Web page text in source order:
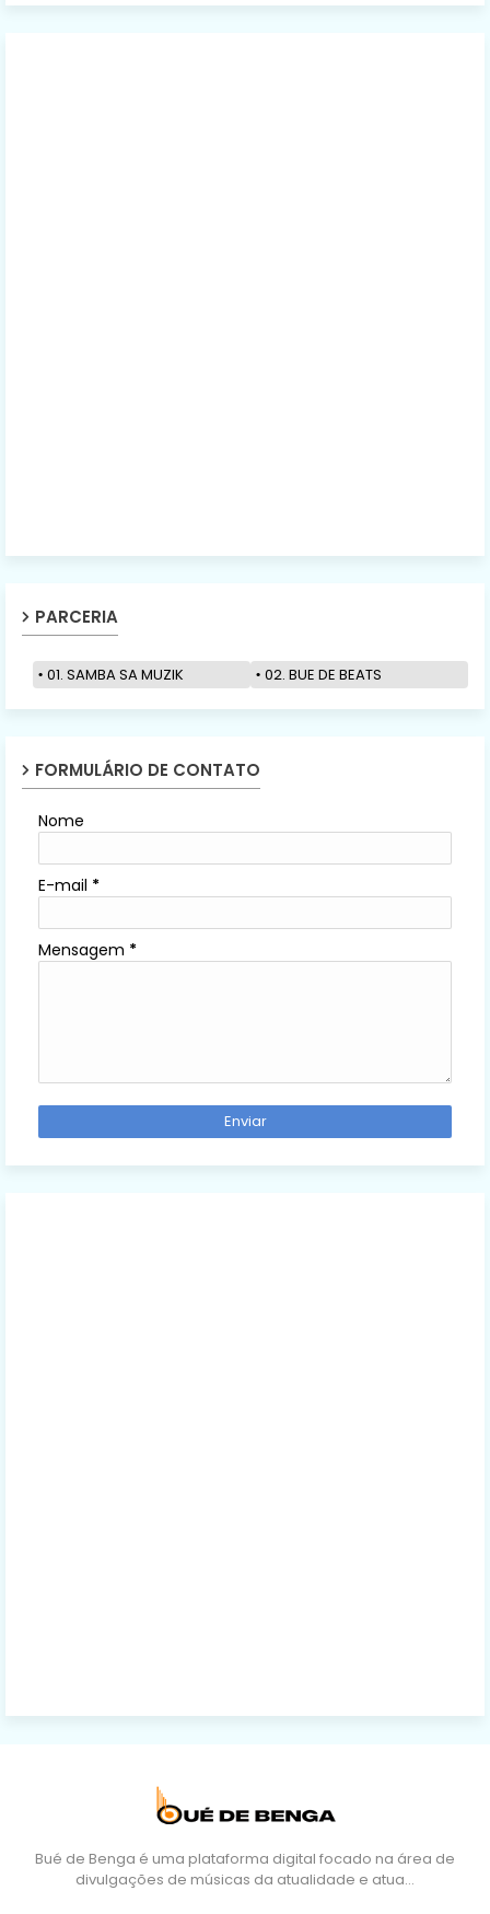
PARCERIA
01. SAMBA SA MUZIK 02. BUE DE BEATS
FORMULÁRIO DE CONTATO
Nome
E-mail *
Mensagem *
Bué de Benga é uma plataforma digital focado na área de
divulgações de músicas da atualidade e atua…